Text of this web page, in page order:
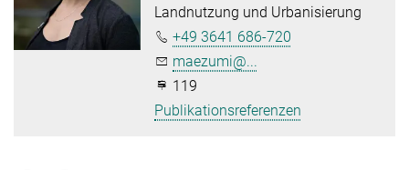
Landnutzung und Urbanisierung
+49 3641 686-720
maezumi@...
119
Publikationsreferenzen